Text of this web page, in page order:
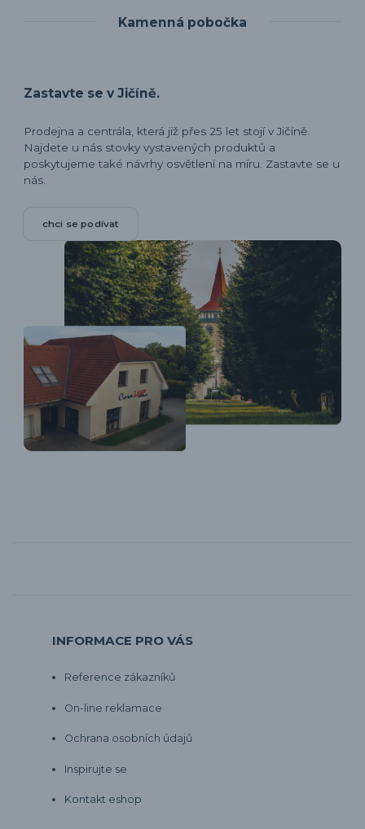
Kamenná pobočka
Zastavte se v Jičíně.
Prodejna a centrála, která již přes 25 let stojí v Jičíně.
Najdete u nás stovky vystavených produktů a
poskytujeme také návrhy osvětlení na míru. Zastavte se u
nás.
chci se podívat
INFORMACE PRO VÁS
Reference zákazníků
On-line reklamace
Ochrana osobních údajů
Inspirujte se
Kontakt eshop